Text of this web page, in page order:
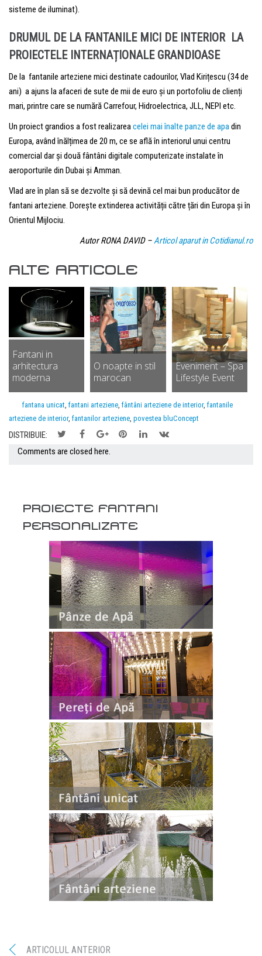
sisteme de iluminat).
DRUMUL DE LA FANTANILE MICI DE INTERIOR LA
PROIECTELE INTERNAȚIONALE GRANDIOASE
De la fantanile arteziene mici destinate cadourilor, Vlad Kirițescu (34 de
ani) a ajuns la afaceri de sute de mii de euro și un portofoliu de clienți
mari, printre care se numără Carrefour, Hidroelectrica, JLL, NEPI etc.
Un proiect grandios a fost realizarea celei mai înalte panze de apa din
Europa, având înălțimea de 20 m, ce se află în interiorul unui centru
comercial dar și două fântâni digitale computerizate instalate în
aeroporturile din Dubai și Amman.
Vlad are în plan să se dezvolte și să devină cel mai bun producător de
fantani arteziene. Dorește extinderea activității către țări din Europa și în
Orientul Mijlociu.
Autor RONA DAVID – Articol aparut in Cotidianul.ro
ALTE ARTICOLE
Fantani in
arhitectura
moderna
O noapte in stil
marocan
Eveniment – Spa
Lifestyle Event
fantana unicat fantani arteziene fântâni arteziene de interior, fantanile
arteziene de interior, fantanilor arteziene povestea bluConcept
DISTRIBUIE:
Comments are closed here.
PROIECTE FANTANI
PERSONALIZATE
ARTICOLUL ANTERIOR